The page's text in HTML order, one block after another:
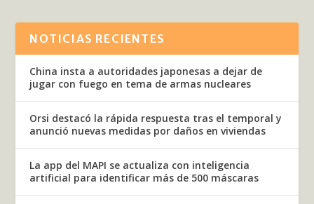
NOTICIAS RECIENTES
China insta a autoridades japonesas a dejar de
jugar con fuego en tema de armas nucleares
Orsi destacó la rápida respuesta tras el temporal y
anunció nuevas medidas por daños en viviendas
La app del MAPI se actualiza con inteligencia
artificial para identificar más de 500 máscaras